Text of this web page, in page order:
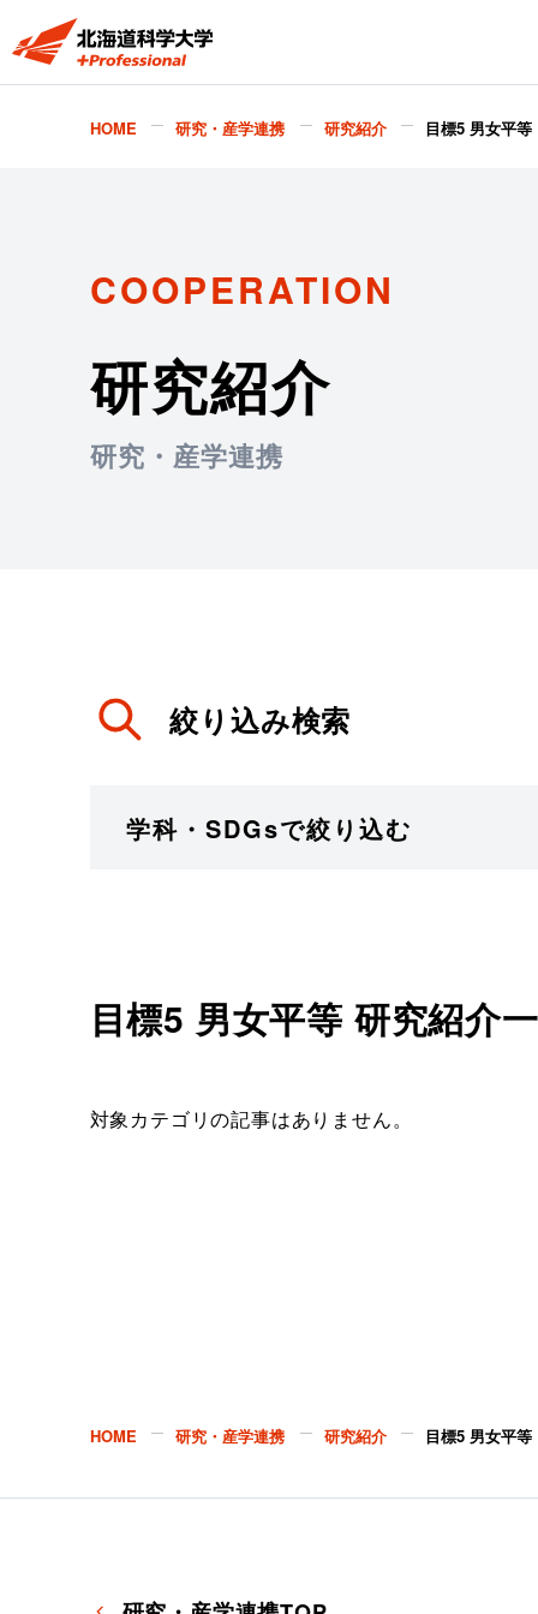
HOME 研究・産学連携 研究紹介 目標5 男女平等
COOPERATION
研究紹介
研究・産学連携
絞り込み検索
学科・SDGsで絞り込む
目標5 男女平等 研究紹介
対象カテゴリの記事はありません。
HOME 研究・産学連携 研究紹介 目標5 男女平等